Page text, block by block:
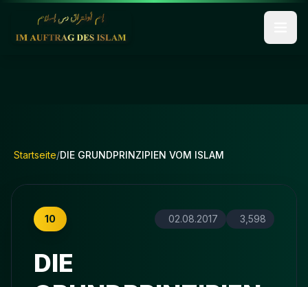
Startseite/DIE GRUNDPRINZIPIEN VOM ISLAM
10 02.08.2017 3,598
DIE